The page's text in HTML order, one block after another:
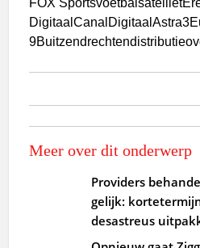
FOX Sportsvoetbalsatelliet
DigitaalCanalDigitaalAstra3
9Buitzendrechten
Meer over dit onderwerp
Providers
gelijk:
desastreus